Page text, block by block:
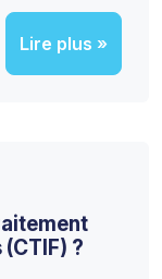
Lire plus »
?